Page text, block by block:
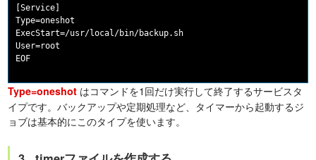
[Service]
Type=oneshot
ExecStart=/usr/local/bin/backup.sh
User=root
Type=oneshot はコマンドを1回だけ実行して終了するサービスタ
イプです。バックアップや定期処理など、タイマーから起動するジ
ョブは基本的にこのタイプを使います。